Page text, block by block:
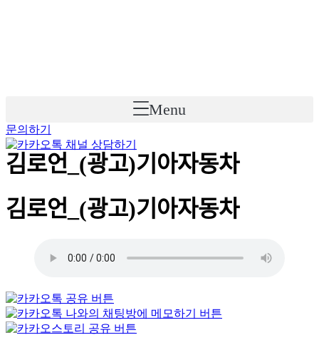
Menu
문의하기
김로언_(광고)기아자동차
김로언_(광고)기아자동차